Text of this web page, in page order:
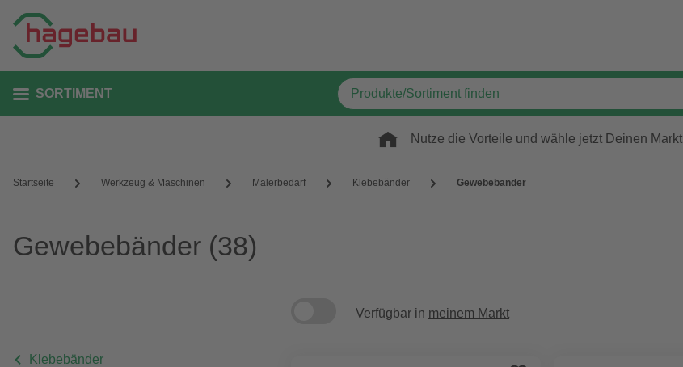
SORTIMENT
Nutze die Vorteile und wähle jetzt Deinen Markt
Startseite Werkzeug & Maschinen Malerbedarf Klebebänder Gewebebänder
Gewebebänder (38)
Klebebänder
Verfügbar in meinem Markt